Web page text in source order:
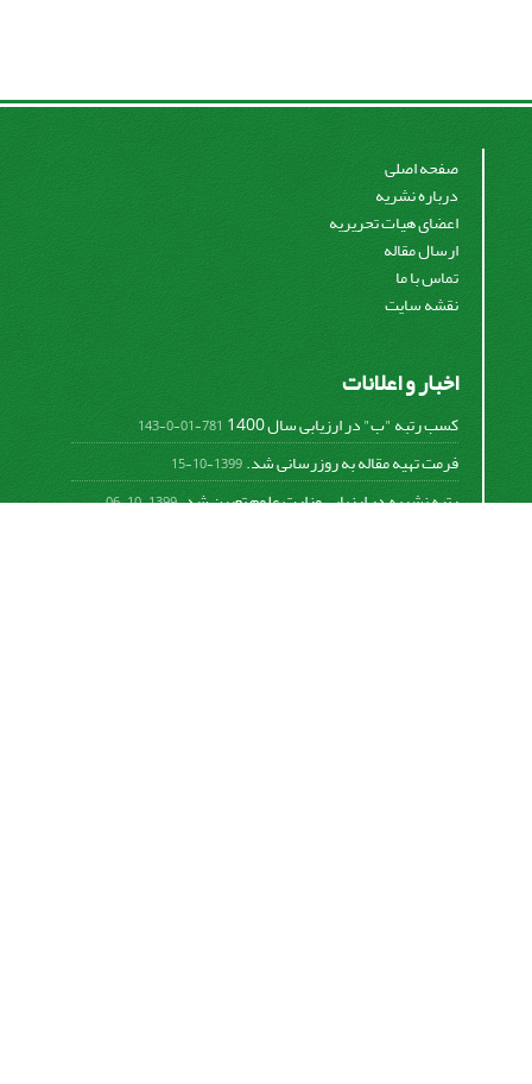
صفحه اصلی
درباره نشریه
اعضای هیات تحریریه
ارسال مقاله
تماس با ما
نقشه سایت
اخبار و اعلانات
کسب رتبه "ب" در ارزیابی سال 1400 781-01-0-143
فرمت تهیه مقاله به روزرسانی شد.1399-10-15
رتبه نشریه در ارزیابی وزارت علوم تعیین شد.1399-10-06